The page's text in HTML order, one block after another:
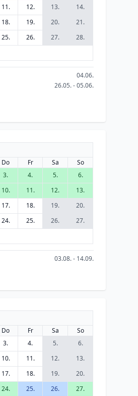
11. 12. 13.
14.
18. 19. 20.
21.
25. 26. 27.
28.
04.06.
26.05. - 05.06.
Do Fr Sa
So
3. 4. 5.
6.
10. 11. 12.
13.
17. 18. 19.
20.
24. 25. 26.
27.
03.08. - 14.09.
Do Fr Sa
So
3. 4. 5.
6.
10. 11. 12.
13.
17. 18. 19.
20.
24. 25. 26.
27.